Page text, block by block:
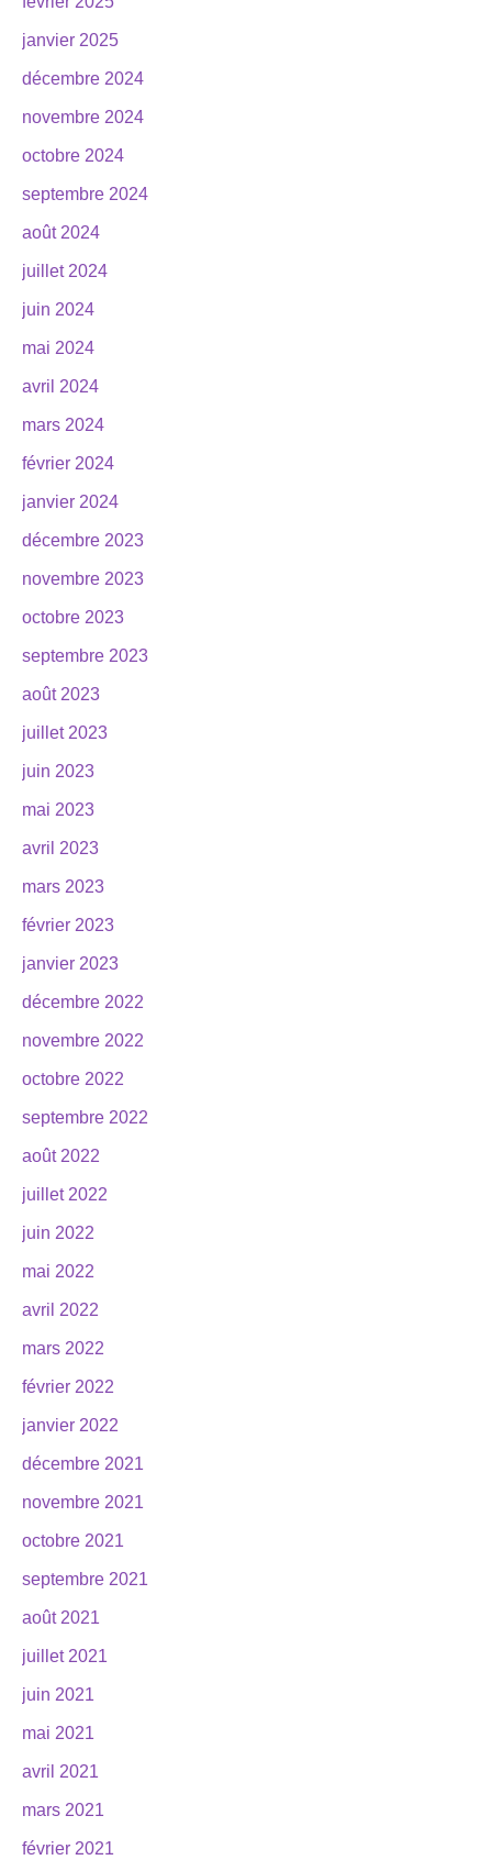
janvier 2025
décembre 2024
novembre 2024
octobre 2024
septembre 2024
août 2024
juillet 2024
juin 2024
mai 2024
avril 2024
mars 2024
février 2024
janvier 2024
décembre 2023
novembre 2023
octobre 2023
septembre 2023
août 2023
juillet 2023
juin 2023
mai 2023
avril 2023
mars 2023
février 2023
janvier 2023
décembre 2022
novembre 2022
octobre 2022
septembre 2022
août 2022
juillet 2022
juin 2022
mai 2022
avril 2022
mars 2022
février 2022
janvier 2022
décembre 2021
novembre 2021
octobre 2021
septembre 2021
août 2021
juillet 2021
juin 2021
mai 2021
avril 2021
mars 2021
février 2021